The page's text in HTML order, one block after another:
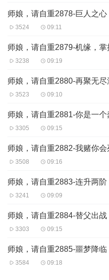
师娘，请自重2878-巨人之心
3524 09:11
师娘，请自重2879-机缘，
3238 09:19
师娘，请自重2880-再聚无尽
3523 09:10
师娘，请自重2881-你是一个
3305 09:15
师娘，请自重2882-我赌你会
3508 09:16
师娘，请自重2883-连升两阶
3241 09:09
师娘，请自重2884-替父出战
3303 09:15
师娘，请自重2885-噩梦降临
3584 09:18